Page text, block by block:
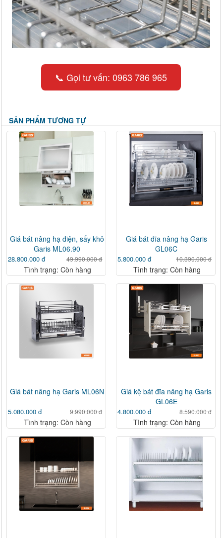
📞 Gọi tư vấn: 0963 786 965
SẢN PHẨM TƯƠNG TỰ
Giá bát nâng hạ điện, sấy khô
Garis ML06.90
28.800.000 đ 49.990.000 đ
Tình trạng: Còn hàng
Giá bát đĩa nâng hạ Garis
GL06C
5.800.000 đ 10.390.000 đ
Tình trạng: Còn hàng
Giá bát nâng hạ Garis ML06N
5.080.000 đ 9.990.000 đ
Tình trạng: Còn hàng
Giá kệ bát đĩa nâng hạ Garis
GL06E
4.800.000 đ 8.590.000 đ
Tình trạng: Còn hàng